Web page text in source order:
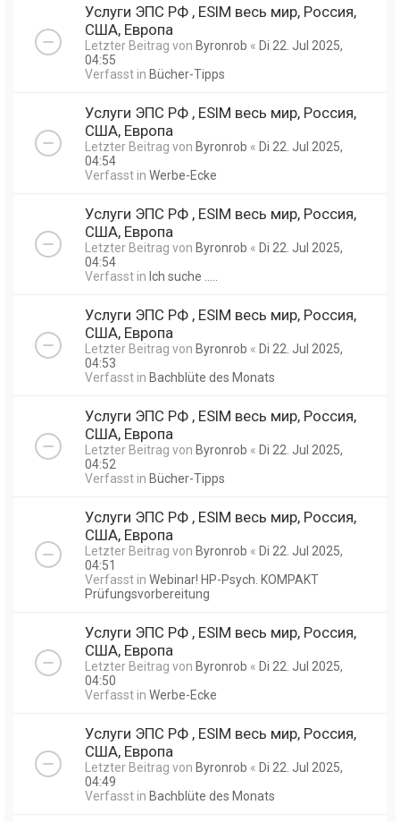
Услуги ЭПС РФ , ESIM весь мир, Россия,
США, Европа
Letzter Beitrag von Byronrob « Di 22. Jul 2025,
04:55
Verfasst in Bücher-Tipps
Услуги ЭПС РФ , ESIM весь мир, Россия,
США, Европа
Letzter Beitrag von Byronrob « Di 22. Jul 2025,
04:54
Verfasst in Werbe-Ecke
Услуги ЭПС РФ , ESIM весь мир, Россия,
США, Европа
Letzter Beitrag von Byronrob « Di 22. Jul 2025,
04:54
Verfasst in Ich suche .....
Услуги ЭПС РФ , ESIM весь мир, Россия,
США, Европа
Letzter Beitrag von Byronrob « Di 22. Jul 2025,
04:53
Verfasst in Bachblüte des Monats
Услуги ЭПС РФ , ESIM весь мир, Россия,
США, Европа
Letzter Beitrag von Byronrob « Di 22. Jul 2025,
04:52
Verfasst in Bücher-Tipps
Услуги ЭПС РФ , ESIM весь мир, Россия,
США, Европа
Letzter Beitrag von Byronrob « Di 22. Jul 2025,
04:51
Verfasst in Webinar! HP-Psych. KOMPAKT
Prüfungsvorbereitung
Услуги ЭПС РФ , ESIM весь мир, Россия,
США, Европа
Letzter Beitrag von Byronrob « Di 22. Jul 2025,
04:50
Verfasst in Werbe-Ecke
Услуги ЭПС РФ , ESIM весь мир, Россия,
США, Европа
Letzter Beitrag von Byronrob « Di 22. Jul 2025,
04:49
Verfasst in Bachblüte des Monats